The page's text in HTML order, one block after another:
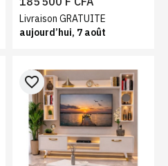
Livraison GRATUITE
aujourd’hui, 7 août
favorite_border